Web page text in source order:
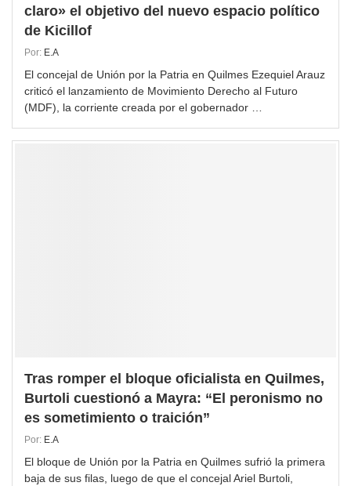
claro» el objetivo del nuevo espacio político
de Kicillof
Por: E.A
El concejal de Unión por la Patria en Quilmes Ezequiel Arauz
criticó el lanzamiento de Movimiento Derecho al Futuro
(MDF), la corriente creada por el gobernador …
Tras romper el bloque oficialista en Quilmes,
Burtoli cuestionó a Mayra: “El peronismo no
es sometimiento o traición”
Por: E.A
El bloque de Unión por la Patria en Quilmes sufrió la primera
baja de sus filas, luego de que el concejal Ariel Burtoli,